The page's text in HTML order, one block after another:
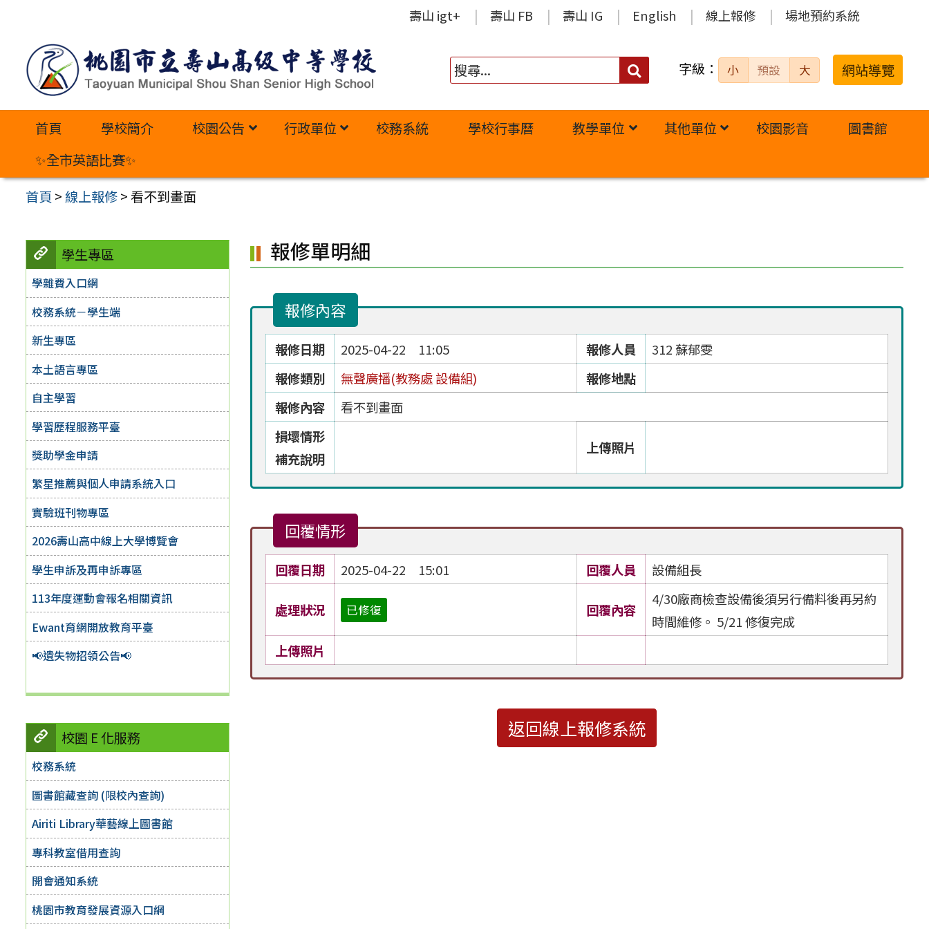
內
壽山 igt+ 壽山 FB 壽山 IG English 線上報修 場地預約系統
搜
字級： 小 預設 大 網站導覽
首頁 學校簡介 校園公告 行政單位 校務系統 學校行事曆 教學單位 其他單位 校園影音
圖書館
✨全市英語比賽✨
首頁 >線上報修> 看不到畫面
學生專區
學雜費入口網
校務系統－學生端
新生專區
本土語言專區
自主學習
學習歷程服務平臺
獎助學金申請
繁星推薦與個人申請系統入口
實驗班刊物專區
2026壽山高中線上大學博覽會
學生申訴及再申訴專區
113年度運動會報名相關資訊
Ewant育網開放教育平臺
📢遺失物招領公告📢
校園 E 化服務
校務系統
圖書館藏查詢 (限校內查詢)
Airiti Library華藝線上圖書館
專科教室借用查詢
開會通知系統
桃園市教育發展資源入口網
報修單明細
報修內容
報修日期 2025-04-22 11:05 報修人員
312 蘇郁雯
報修類別
無聲廣播(教務處 設備組)
報修地點
報修內容
看不到畫面
損壞情形
補充說明
上傳照片
回覆情形
回覆日期 2025-04-22 15:01 回覆人員 設備組長
處理狀況 已修復 回覆內容
4/30廠商檢查設備後須另行備料後再另約
時間維修。 5/21 修復完成
上傳照片
返回線上報修系統